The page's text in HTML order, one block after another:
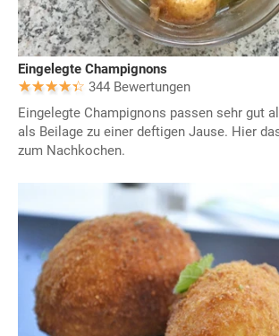
Eingelegte Champignons
344 Bewertungen
Eingelegte Champignons passen sehr gut
als Beilage zu einer deftigen Jause. Hier
zum Nachkochen.